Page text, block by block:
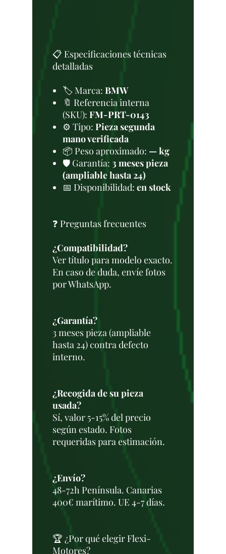
📋 Especificaciones técnicas
detalladas
🏷️ Marca: BMW
🔖 Referencia interna
(SKU): FM-PRT-0143
⚙️ Tipo: Pieza segunda
mano verificada
📦 Peso aproximado: — kg
🛡️ Garantía: 3 meses pieza
(ampliable hasta 24)
📅 Disponibilidad: en stock
❓ Preguntas frecuentes
¿Compatibilidad?
Ver título para modelo exacto.
En caso de duda, envíe fotos
por WhatsApp.
¿Garantía?
3 meses pieza (ampliable
hasta 24) contra defecto
interno.
¿Recogida de su pieza
usada?
Sí, valor 5-15% del precio
según estado. Fotos
requeridas para estimación.
¿Envío?
48-72h Península. Canarias
400€ marítimo. UE 4-7 días.
🏆 ¿Por qué elegir Flexi-
Motores?